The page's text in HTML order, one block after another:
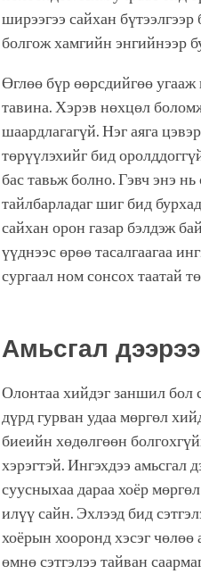
ширээгээ сайхан
болгож хамгийн энгийнээр
Өглөө бүр өөрсдийгөө угааж
тавина. Хэрэв нөхцөл
шаардлагагүй. Нэг аяга
төрүүлэхийг бид
бас тавьж болно. Гэвч энэ
тайлбарладаг шиг бид
сайхан орон газар бэлдэж
үүднээс өрөө тасалгаагаа
сургаал ном сонсох таатай
Амьсгал
Олонтаа хийдэг заншил бол
дүрд гурван удаа мөргөл
биеийн хөдөлгөөн
хэрэгтэй. Ингэхдээ амьсгал
суусныхаа дараа хоёр
илүү сайн. Эхлээд бид
хоёрын хооронд хэсэг чөлөө
өмнө сэтгэлээ тайван